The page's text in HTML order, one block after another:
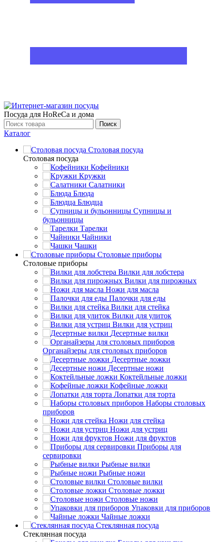
Посуда для HoReCa и дома
Поиск
Каталог
Столовая посуда
Столовая посуда
Кофейники
Кружки
Салатники
Блюда
Блюдца
Супницы и
бульонницы
Тарелки
Чайники
Чашки
Cтоловые приборы
Cтоловые приборы
Вилки для лобстера
Вилки для пирожных
Ножи для масла
Палочки для еды
Вилки для стейка
Вилки для улиток
Вилки для устриц
Десертные вилки
Органайзеры для столовых приборов
Десертные ложки
Десертные ножи
Коктейльные ложки
Кофейные ложки
Лопатки для торта
Наборы столовых
приборов
Ножи для стейка
Ножи для устриц
Ножи для фруктов
Приборы для
сервировки
Рыбные вилки
Рыбные ножи
Столовые вилки
Столовые ложки
Столовые ножи
Упаковки для приборов
Чайные ложки
Стеклянная посуда
Стеклянная посуда